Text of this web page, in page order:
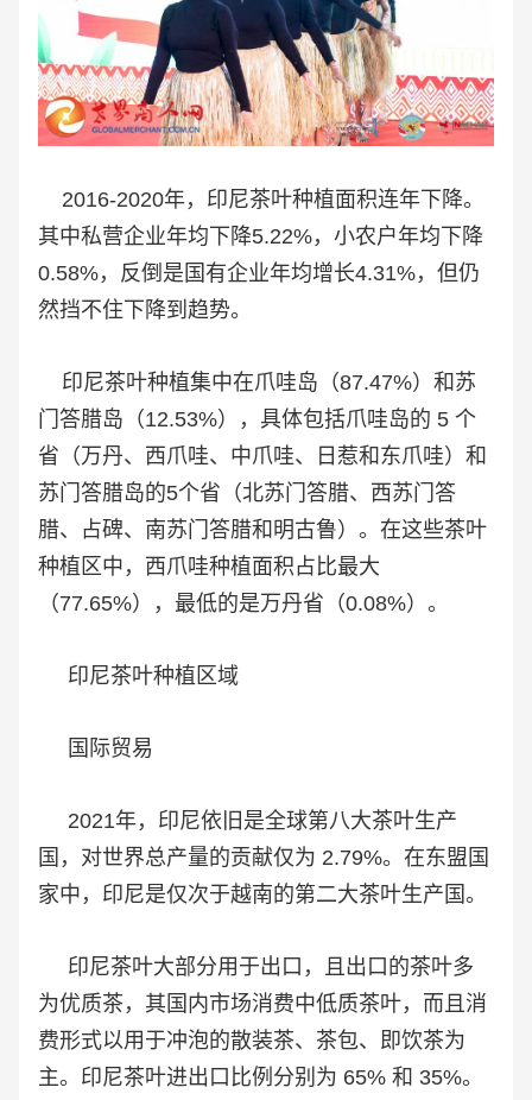
2016-2020年，印尼茶叶种植面积连年下降。
其中私营企业年均下降5.22%，小农户年均下降
0.58%，反倒是国有企业年均增长4.31%，但仍
然挡不住下降到趋势。
印尼茶叶种植集中在爪哇岛（87.47%）和苏
门答腊岛（12.53%），具体包括爪哇岛的 5 个
省（万丹、西爪哇、中爪哇、日惹和东爪哇）和
苏门答腊岛的5个省（北苏门答腊、西苏门答
腊、占碑、南苏门答腊和明古鲁）。在这些茶叶
种植区中，西爪哇种植面积占比最大
（77.65%），最低的是万丹省（0.08%）。
印尼茶叶种植区域
国际贸易
2021年，印尼依旧是全球第八大茶叶生产
国，对世界总产量的贡献仅为 2.79%。在东盟国
家中，印尼是仅次于越南的第二大茶叶生产国。
印尼茶叶大部分用于出口，且出口的茶叶多
为优质茶，其国内市场消费中低质茶叶，而且消
费形式以用于冲泡的散装茶、茶包、即饮茶为
主。印尼茶叶进出口比例分别为 65% 和 35%。